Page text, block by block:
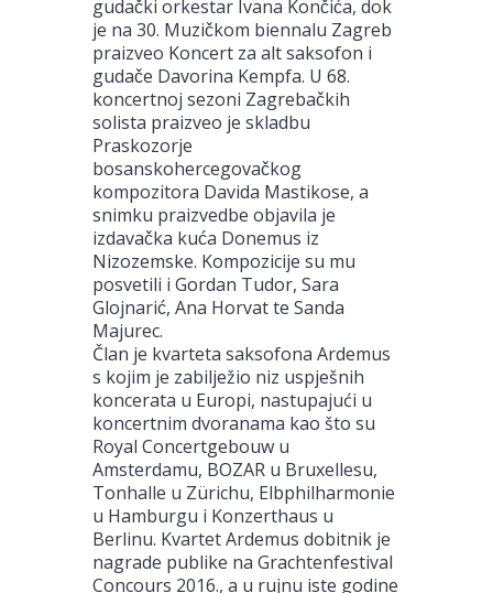
gudački orkestar Ivana Končića, dok
je na 30. Muzičkom biennalu Zagreb
praizveo Koncert za alt saksofon i
gudače Davorina Kempfa. U 68.
koncertnoj sezoni Zagrebačkih
solista praizveo je skladbu
Praskozorje
bosanskohercegovačkog
kompozitora Davida Mastikose, a
snimku praizvedbe objavila je
izdavačka kuća Donemus iz
Nizozemske. Kompozicije su mu
posvetili i Gordan Tudor, Sara
Glojnarić, Ana Horvat te Sanda
Majurec.
Član je kvarteta saksofona Ardemus
s kojim je zabilježio niz uspješnih
koncerata u Europi, nastupajući u
koncertnim dvoranama kao što su
Royal Concertgebouw u
Amsterdamu, BOZAR u Bruxellesu,
Tonhalle u Zürichu, Elbphilharmonie
u Hamburgu i Konzerthaus u
Berlinu. Kvartet Ardemus dobitnik je
nagrade publike na Grachtenfestival
Concours 2016., a u rujnu iste godine